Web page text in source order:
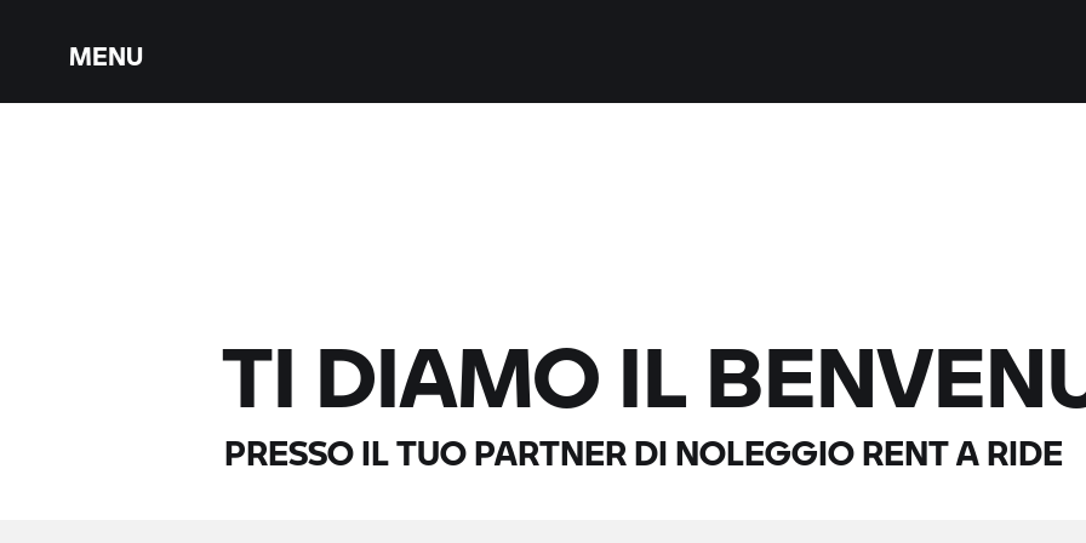
MENU
TI DIAMO IL
PRESSO IL TUO PARTNER DI NOLEGGIORENT A RIDE